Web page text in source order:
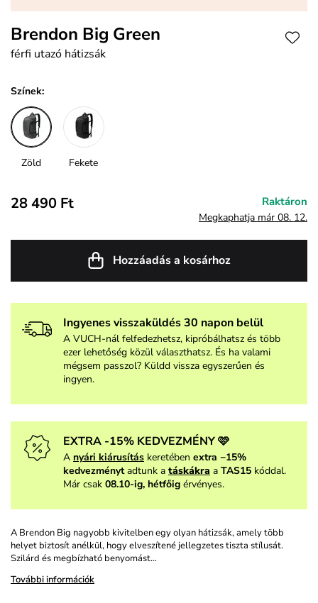
Brendon Big Green
férfi utazó hátizsák
Színek:
Zöld Fekete
28 490 Ft Raktáron
Megkaphatja már 08. 12.
Hozzáadás a kosárhoz
Ingyenes visszaküldés 30 napon belül
A VUCH-nál felfedezhetsz, kipróbálhatsz és több
ezer lehetőség közül választhatsz. És ha valami
mégsem passzol? Küldd vissza egyszerűen és
ingyen.
EXTRA -15% KEDVEZMÉNY 🩷
A nyári kiárusítás keretében extra −15%
kedvezménytadtunk a táskákra a TAS15 kóddal.
Már csak 08.10-ig, hétfőig érvényes.
A Brendon Big nagyobb kivitelben egy olyan hátizsák, amely több
helyet biztosít anélkül, hogy elveszítené jellegzetes tiszta stílusát.
Szilárd és megbízható benyomást…
További információk